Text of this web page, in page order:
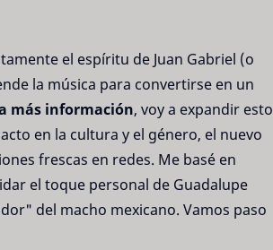
el espíritu de Juan Gabriel (o
la música para convertirse en un
más información, voy a expandir esto
en la cultura y el género, el nuevo
frescas en redes. Me basé en
el toque personal de Guadalupe
del macho mexicano. Vamos paso